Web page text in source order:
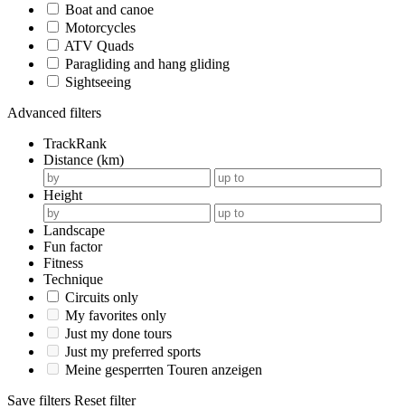
Boat and canoe
Motorcycles
ATV Quads
Paragliding and hang gliding
Sightseeing
Advanced filters
TrackRank
Distance (km)
Height
Landscape
Fun factor
Fitness
Technique
Circuits only
My favorites only
Just my done tours
Just my preferred sports
Meine gesperrten Touren anzeigen
Save filters Reset filter